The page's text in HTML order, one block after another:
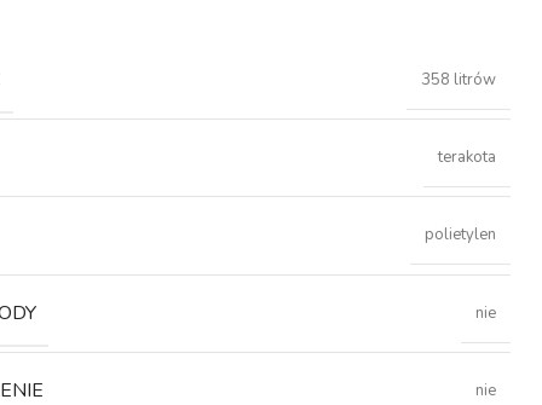
358 litrów
terakota
polietylen
nie
nie